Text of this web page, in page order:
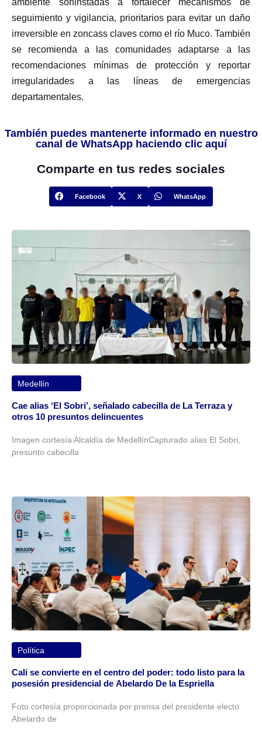
ambiente soninstadas a fortalecer mecanismos de
seguimiento y vigilancia, prioritarios para evitar un daño
irreversible en zoncass claves como el río Muco. También
se recomienda a las comunidades adaptarse a las
recomendaciones mínimas de protección y reportar
irregularidades a las líneas de emergencias
departamentales.
También puedes mantenerte informado en nuestro
canal de WhatsApp haciendo clic aquí
Comparte en tus redes sociales
Facebook X WhatsApp
Medellín
Cae alias ‘El Sobri’, señalado cabecilla de La Terraza y
otros 10 presuntos delincuentes
Imagen cortesía Alcaldía de MedellínCapturado alias El Sobri,
presunto cabecilla
Política
Cali se convierte en el centro del poder: todo listo para la
posesión presidencial de Abelardo De la Espriella
Foto cortesía proporcionada por prensa del presidente electo
Abelardo de